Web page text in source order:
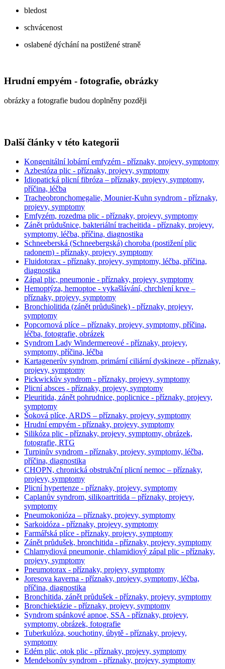
bledost
schvácenost
oslabené dýchání na postižené straně
Hrudní empyém - fotografie, obrázky
obrázky a fotografie budou doplněny později
Další články v této kategorii
Kongenitální lobární emfyzém - příznaky, projevy, symptomy
Azbestóza plic - příznaky, projevy, symptomy
Idiopatická plicní fibróza – příznaky, projevy, symptomy,
příčina, léčba
Tracheobronchomegalie, Mounier-Kuhn syndrom - příznaky,
projevy, symptomy
Emfyzém, rozedma plic - příznaky, projevy, symptomy
Zánět průdušnice, bakteriální tracheitida - příznaky, projevy,
symptomy, léčba, příčina, diagnostika
Schneeberská (Schneebergská) choroba (postižení plic
radonem) - příznaky, projevy, symptomy
Fluidotorax - příznaky, projevy, symptomy, léčba, příčina,
diagnostika
Zápal plic, pneumonie - příznaky, projevy, symptomy
Hemoptýza, hemoptoe - vykašlávání, chrchlení krve –
příznaky, projevy, symptomy
Bronchiolitida (zánět průdušinek) - příznaky, projevy,
symptomy
Popcornová plíce – příznaky, projevy, symptomy, příčina,
léčba, fotografie, obrázek
Syndrom Lady Windermereové - příznaky, projevy,
symptomy, příčina, léčba
Kartagenerův syndrom, primární ciliární dyskineze - příznaky,
projevy, symptomy
Pickwickův syndrom - příznaky, projevy, symptomy
Plicní absces - příznaky, projevy, symptomy
Pleuritida, zánět pohrudnice, poplicnice - příznaky, projevy,
symptomy
Šoková plíce, ARDS – příznaky, projevy, symptomy
Hrudní empyém - příznaky, projevy, symptomy
Silikóza plic - příznaky, projevy, symptomy, obrázek,
fotografie, RTG
Turpinův syndrom - příznaky, projevy, symptomy, léčba,
příčina, diagnostika
CHOPN, chronická obstrukční plicní nemoc – příznaky,
projevy, symptomy
Plicní hypertenze - příznaky, projevy, symptomy
Caplanův syndrom, silikoartritida – příznaky, projevy,
symptomy
Pneumokonióza – příznaky, projevy, symptomy
Sarkoidóza - příznaky, projevy, symptomy
Farmářská plíce - příznaky, projevy, symptomy
Zánět průdušek, bronchitida - příznaky, projevy, symptomy
Chlamydiová pneumonie, chlamidiový zápal plic - příznaky,
projevy, symptomy
Pneumotorax - příznaky, projevy, symptomy
Joresova kaverna - příznaky, projevy, symptomy, léčba,
příčina, diagnostika
Bronchitida, zánět průdušek - příznaky, projevy, symptomy
Bronchiektázie - příznaky, projevy, symptomy
Syndrom spánkové apnoe, SSA - příznaky, projevy,
symptomy, obrázek, fotografie
Tuberkulóza, souchotiny, úbytě - příznaky, projevy,
symptomy
Edém plic, otok plic - příznaky, projevy, symptomy
Mendelsonův syndrom - příznaky, projevy, symptomy